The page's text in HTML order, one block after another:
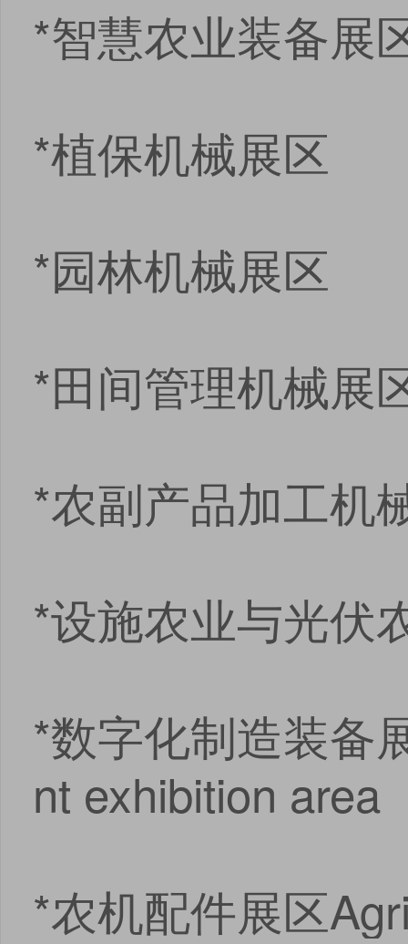
*智慧农业装备展
*植保机械展区
*园林机械展区
*田间管理机械展
*农副产品加工机
*设施农业与光伏
*数字化制造装备
nt exhibition area
*农机配件展区
安卓版下载 iOS版下载